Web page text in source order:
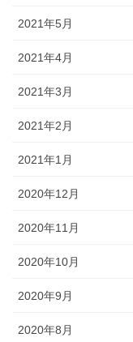
2021年5月
2021年4月
2021年3月
2021年2月
2021年1月
2020年12月
2020年11月
2020年10月
2020年9月
2020年8月